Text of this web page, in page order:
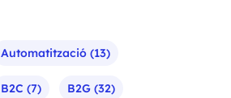
Automatització (13)
B2C (7) B2G (32)